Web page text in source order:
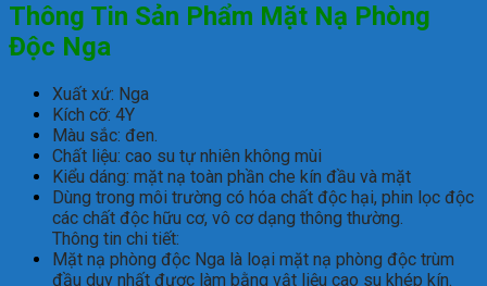
Thông Tin Sản Phẩm Mặt Nạ Phòng
Độc Nga
Xuất xứ: Nga
Kích cỡ: 4Y
Màu sắc: đen.
Chất liệu: cao su tự nhiên không mùi
Kiểu dáng: mặt nạ toàn phần che kín đầu và mặt
Dùng trong môi trường có hóa chất độc hại, phin lọc độc
các chất độc hữu cơ, vô cơ dạng thông thường.
Thông tin chi tiết:
Mặt nạ phòng độc Nga là loại mặt nạ phòng độc trùm
đầu duy nhất được làm bằng vật liệu cao su khép kín.